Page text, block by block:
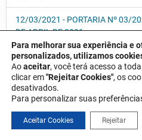
12/03/2021 - PORTARIA Nº 03/
DE ABRIL DE 2021
11/03/2021 - PORTARIA Nº 04/
DE MAIO DE 2021
11/03/2021 - PORTARIA Nº 03/
08/03/2021 - ERRATA
Para melhorar sua experiência e
personalizados, utilizamos
Aoaceitar, você terá acesso a
clicar em"Rejeitar Cookies", os
desativados.
Para personalizar suas
Aceitar Cookies Rejeitar